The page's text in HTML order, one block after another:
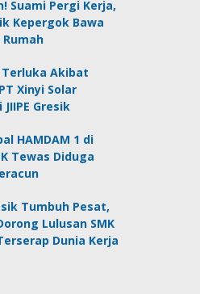
Suami Pergi Kerja,
Kepergok Bawa
Akibat
Xinyi Solar
Gresik
HAMDAM 1 di
Tewas Diduga
Tumbuh Pesat,
Lulusan SMK
Dunia Kerja